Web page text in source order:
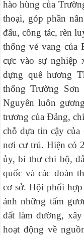
hào hùng của
thoại, góp phần
đấu, công tác, rèn
thống vẻ vang của
cực vào sự nghiệp
dựng quê hương
thống Trường
Nguyên luôn
trương của Đảng,
chỗ dựa tin cậy
nơi cư trú. Hiện có
ủy, bí thư chi bộ,
quốc và các đoàn
cơ sở. Hội phối
ánh những tấm
đất làm đường,
hoạt động về